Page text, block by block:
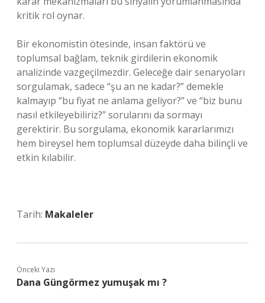
kritik rol oynar.
Bir ekonomistin ötesinde, insan faktörü ve
toplumsal bağlam, teknik girdilerin ekonomik
analizinde vazgeçilmezdir. Geleceğe dair senaryoları
sorgulamak, sadece “şu an ne kadar?” demekle
kalmayıp “bu fiyat ne anlama geliyor?” ve “biz bunu
nasıl etkileyebiliriz?” sorularını da sormayı
gerektirir. Bu sorgulama, ekonomik kararlarımızı
hem bireysel hem toplumsal düzeyde daha bilinçli ve
etkin kılabilir.
Tarih: Makaleler
Önceki Yazı
Dana Güngörmez yumuşak mı ?